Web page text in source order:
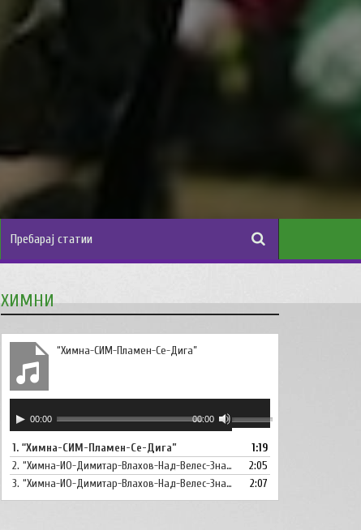
ХИМНИ
“Химна-СИМ-Пламен-Се-Дига”
плејер00:00 00:00
ги
копшињата
Горна
стрела/
Долна
1.“Химна-СИМ-Пламен-Се-Дига”
1:19
2.“Химна-ИО-Димитар-Влахов-Над-Велес-Знаме-Се-Вее”
2:05
3.“Химна-ИО-Димитар-Влахов-Над-Велес-Знаме-Се-Вее-Инструментал” 2:07